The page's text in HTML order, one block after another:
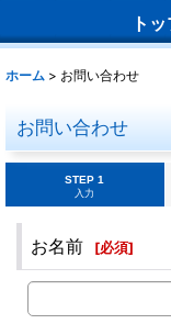
ト
ホーム > お問い合わせ
お問い合わせ
STEP 1
入力
お名前 [必須]